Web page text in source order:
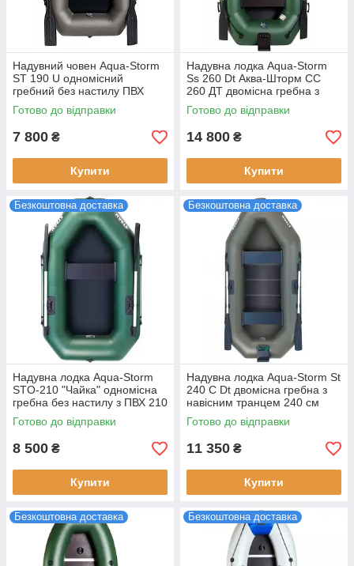
Надувний човен Aqua-Storm
ST 190 U одномісний
гребний без настилу ПВХ
вагу 12 кг вантажопідйомність
110 кг
Готово до відправки
7 800 ₴
Купити
Надувна лодка Aqua-Storm
Ss 260 Dt Аква-Шторм СС
260 ДТ двомісна гребна з
навісним транцем ПВХ 950
гр/м²
Готово до відправки
14 800 ₴
Купити
Безкоштовна доставка
Надувна лодка Aqua-Storm
STO-210 "Чайка" одномісна
гребна без настилу з ПВХ 210
см 120 см 150 кг вага 12.5 кг
Готово до відправки
8 500 ₴
Купити
Безкоштовна доставка
Надувна лодка Aqua-Storm St
240 C Dt двомісна гребна з
навісним транцем 240 см
довжини ПВХ дно з сланями
Готово до відправки
11 350 ₴
Купити
Безкоштовна доставка Безкоштовна доставка